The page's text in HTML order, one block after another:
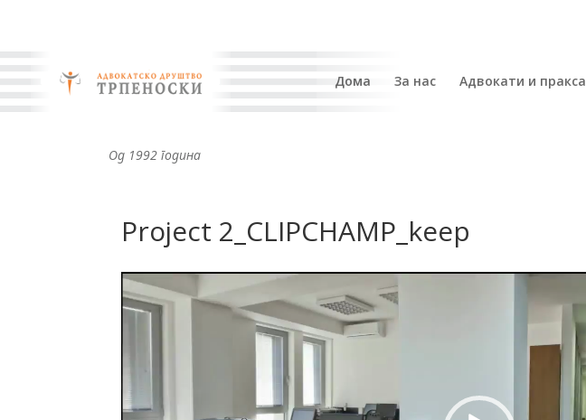
Дома За нас Адвокати и пракса
Од 1992 година
Project 2_CLIPCHAMP_keep
Видео
плејер